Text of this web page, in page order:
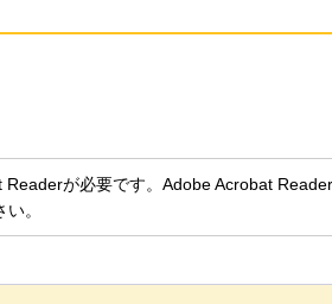
が必要です。Adobe Acrobat
。